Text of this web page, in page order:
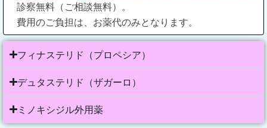
診察無料（ご相談無料）。
費用のご負担は、お薬代のみとなります。
フィナステリド（プロペシア）
デュタステリド（ザガーロ）
ミノキシジル外用薬